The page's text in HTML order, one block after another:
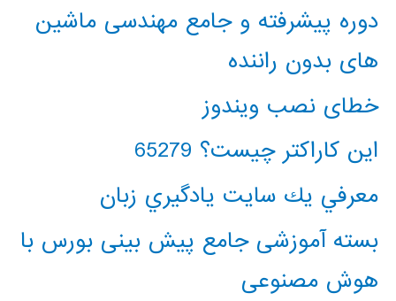
دوره پیشرفته و جامع مهندسی ماشین
های بدون راننده
خطای نصب ویندوز
این کاراکتر چیست؟ 65279
معرفي يك سايت يادگيري زبان
بسته آموزشی جامع پیش بینی بورس با
هوش مصنوعی